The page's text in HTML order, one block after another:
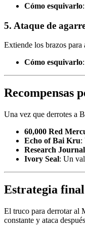
Cómo esquivarlo
5. Ataque de
Extiende los brazos
Cómo esquivarlo
Recompensas
Una vez que derrotes a
60,000 Red
Echo of Bai Kru:
Research
Ivory Seal: Un
Estrategia
El truco para derrotar al
constante y ataca